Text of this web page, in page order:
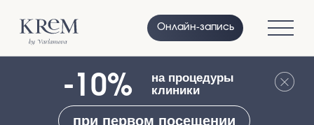
Онлайн-запись
-10% на процедуры
при первом посещении